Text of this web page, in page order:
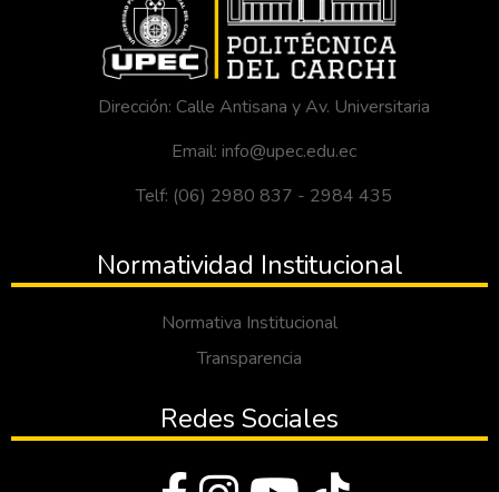
Dirección: Calle Antisana y Av. Universitaria
Email: info@upec.edu.ec
Telf: (06) 2980 837 - 2984 435
Normatividad Institucional
Normativa Institucional
Transparencia
Redes Sociales